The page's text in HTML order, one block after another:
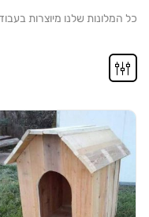
שלנו מיוצרות בעבודת יד.